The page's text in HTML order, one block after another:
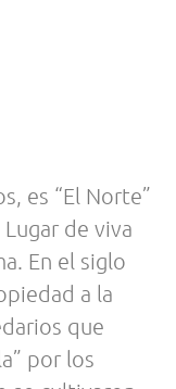
es “El Norte”
de viva
En el siglo
a la
que
por los